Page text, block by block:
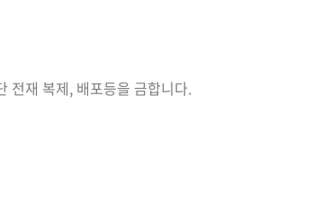
전재 복제, 배포등을 금합니다.